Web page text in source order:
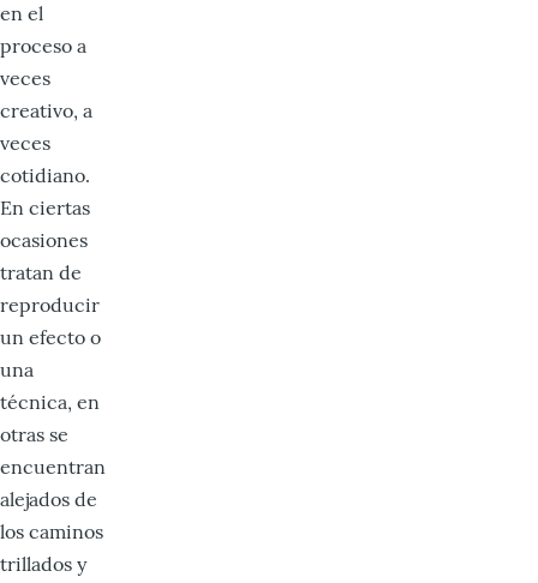
en el
proceso a
veces
creativo, a
veces
cotidiano.
En ciertas
ocasiones
tratan de
reproducir
un efecto o
una
técnica, en
otras se
encuentran
alejados de
los caminos
trillados y